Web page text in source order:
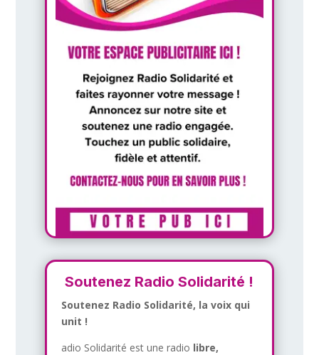
Soutenez Radio Solidarité !
Soutenez Radio Solidarité, la voix qui
unit !
adio Solidarité est une radio libre,